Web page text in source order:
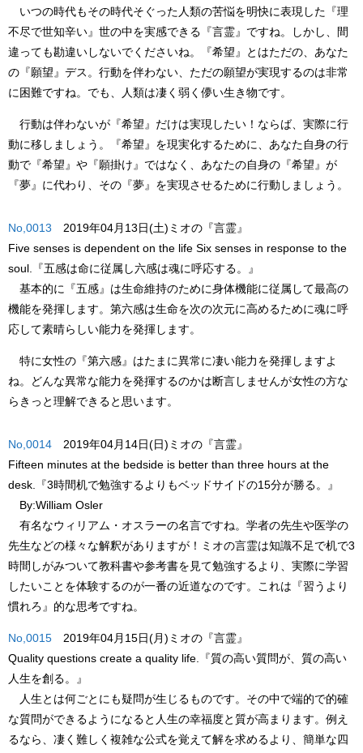
いつの時代もその時代そぐった人類の苦悩を明快に表現した『理
不尽で世知辛い』世の中を実感できる 『言霊』 ですね。しかし、間
違っても勘違いしないでくださいね。
『希望』
とはただの、あなた
の『願望』デス。行動を伴わない、ただの願望が実現するのは非常
に困難ですね。でも、人類は凄く弱く儚い生き物です。
行動は伴わないが 『希望』 だけは実現したい！ならば、実際に行
動に移しましょう。
『希望』 を現実化するために、あなた自身の行
動で 『希望』 や『願掛け』ではなく、あなたの自身の 『希望』 が
『夢』 に代わり、その 『夢』 を実現させるために行動しましょう。
No,0013 2019年04月13日(土)ミオの『言霊』
Five senses is dependent on the life Six senses in response to the
soul.
『五感は命に従属し六感は魂に呼応する。』
基本的に
『五感』 は生命維持のために身体機能に従属して最高の
機能を発揮します。 第六感は生命を次の次元に高めるために魂に呼
応して素晴らしい能力を発揮します。
特に女性の 『第六感』 はたまに異常に凄い能力を発揮しますよ
ね。どんな異常な能力を発揮するのかは断言しませんが女性の方な
らきっと理解できると思います。
No,0014 2019年04月14日(日)ミオの『言霊』
Fifteen minutes at the bedside is better than three hours at the
desk.
『3時間机で勉強するよりもベッドサイドの15分が勝る。』
By:William Osler
有名なウィリアム・オスラーの名言ですね。学者の先生や医学の
先生などの様々な解釈がありますが！
ミオの言霊は知識不足で机で3
時間しがみついて教科書や参考書を見て勉強するより、実際に学習
したいことを体験するのが一番の近道なのです。これは 『習うより
慣れろ』 的な思考ですね。
No,0015 2019年04月15日(月)ミオの『言霊』
Quality questions create a quality life.
『質の高い質問が、質の高い
人生を創る。』
人生とは何ごとにも疑問が生じるものです。その中で端的で的確
な質問ができるようになると人生の幸福度と質が高まります。例え
るなら、凄く難しく複雑な公式を覚えて解を求めるより、簡単な四